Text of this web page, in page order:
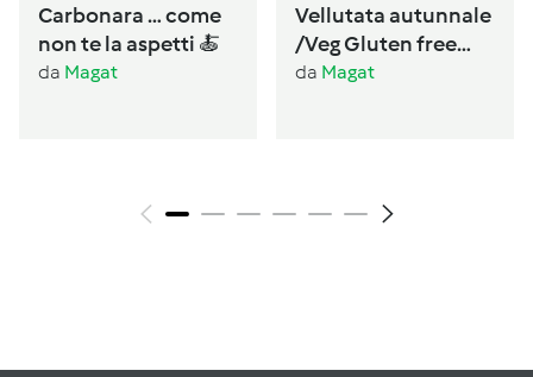
Carbonara … come
non te la aspetti 🍝
da Magat
Vellutata autunnale
/Veg Gluten free
Lactos free
da Magat